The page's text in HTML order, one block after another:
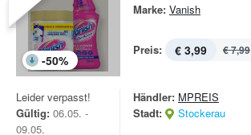
-50%
Marke: Vanish
Preis: € 3,99 € 7,99
Leider verpasst!
Gültig: 06.05. -
09.05.
Händler: MPREIS
Stadt:
Stockerau